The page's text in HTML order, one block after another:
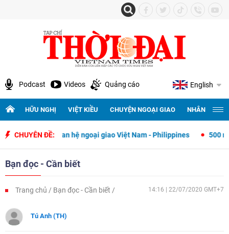
Podcast Videos Quảng cáo English
HỮU NGHỊ VIỆT KIỀU CHUYỆN NGOẠI GIAO NHÂN
CHUYÊN ĐỀ:
quan hệ ngoại giao Việt Nam - Philippines 500 ngày đêm tìm
Bạn đọc - Cần biết
Trang chủ Bạn đọc - Cần biết 14:16 | 22/07/2020 GMT+7
Tú Anh (TH)